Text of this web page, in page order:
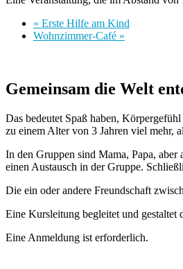
« Erste Hilfe am Kind
Wohnzimmer-Café »
Gemeinsam die Welt
Das bedeutet Spaß haben,
zu einem Alter von 3 Jahren viel mehr,
In den Gruppen sind Mama, Papa,
einen Austausch in der Gruppe.
Die ein oder andere Freundschaft
Eine Kursleitung begleitet und gestaltet
Eine Anmeldung ist erforderlich.